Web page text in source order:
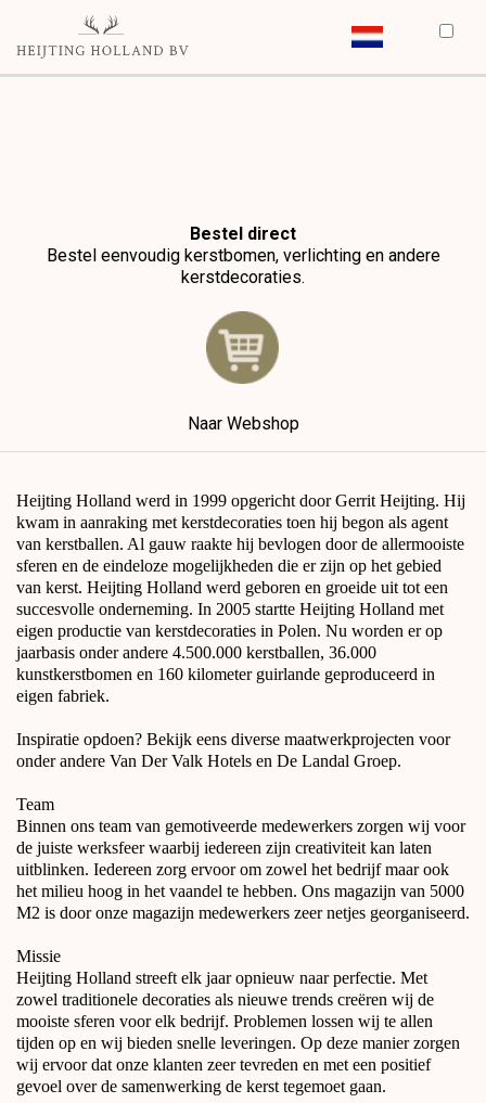
Bestel direct
Bestel eenvoudig kerstbomen, verlichting en andere
kerstdecoraties.
Naar Webshop
Heijting Holland werd in 1999 opgericht door Gerrit Heijting. Hij
kwam in aanraking met kerstdecoraties toen hij begon als agent
van kerstballen. Al gauw raakte hij bevlogen door de allermooiste
sferen en de eindeloze mogelijkheden die er zijn op het gebied
van kerst. Heijting Holland werd geboren en groeide uit tot een
succesvolle onderneming. In 2005 startte Heijting Holland met
eigen productie van kerstdecoraties in Polen. Nu worden er op
jaarbasis onder andere 4.500.000 kerstballen, 36.000
kunstkerstbomen en 160 kilometer guirlande geproduceerd in
eigen fabriek.
Inspiratie opdoen? Bekijk eens diverse maatwerkprojecten voor
onder andere Van Der Valk Hotels en De Landal Groep.
Team
Binnen ons team van gemotiveerde medewerkers zorgen wij voor
de juiste werksfeer waarbij iedereen zijn creativiteit kan laten
uitblinken. Iedereen zorg ervoor om zowel het bedrijf maar ook
het milieu hoog in het vaandel te hebben. Ons magazijn van 5000
M2 is door onze magazijn medewerkers zeer netjes georganiseerd.
Missie
Heijting Holland streeft elk jaar opnieuw naar perfectie. Met
zowel traditionele decoraties als nieuwe trends creëren wij de
mooiste sferen voor elk bedrijf. Problemen lossen wij te allen
tijden op en wij bieden snelle leveringen. Op deze manier zorgen
wij ervoor dat onze klanten zeer tevreden en met een positief
gevoel over de samenwerking de kerst tegemoet gaan.